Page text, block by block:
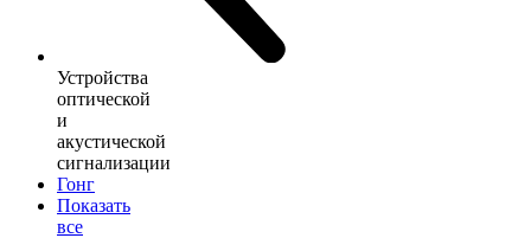
Устройства
оптической
и
акустической
сигнализации
Гонг
Показать
все